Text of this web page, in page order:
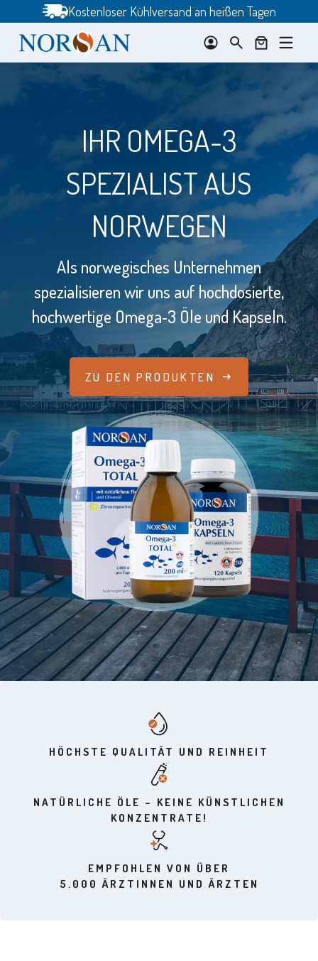
springen
Kostenloser Kühlversand an heißen Tagen
IHR OMEGA-3
SPEZIALIST AUS
NORWEGEN
Als norwegisches Unternehmen
spezialisieren wir uns auf hochdosierte,
hochwertige Omega‑3 Öle und Kapseln.
ZU DEN PRODUKTEN
HÖCHSTE QUALITÄT UND REINHEIT
NATÜRLICHE ÖLE – KEINE KÜNSTLICHEN
KONZENTRATE!
EMPFOHLEN VON ÜBER
5.000 ÄRZTINNEN UND ÄRZTEN